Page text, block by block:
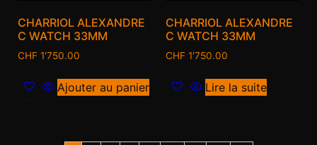
CHARRIOL ALEXANDRE
C WATCH 33MM
CHF 1'750.00
Ajouter au panier
CHARRIOL ALEXANDRE
C WATCH 33MM
CHF 1'750.00
Lire la suite